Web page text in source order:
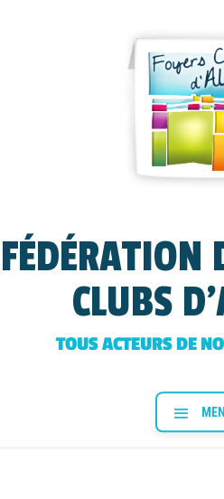
FÉDÉRATION
CLUBS
TOUS ACTEURS DE